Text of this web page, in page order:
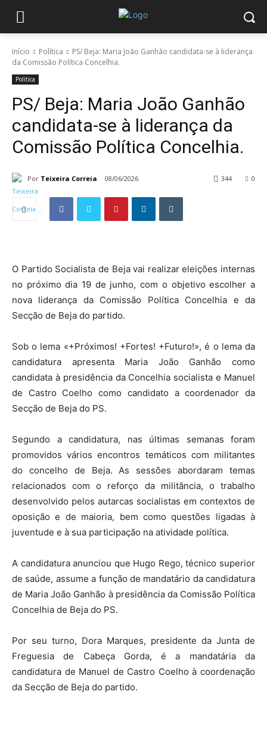
Início Política
PS/ Beja: Maria João Ganhão candidata-se à liderança
da Comissão Política Concelhia.
Política
PS/ Beja: Maria João Ganhão
candidata-se à liderança da
Comissão Política Concelhia.
Por Teixeira Correia 08/06/2026 0
344
O Partido Socialista de Beja vai realizar eleições internas
no próximo dia 19 de junho, com o objetivo escolher a
nova liderança da Comissão Política Concelhia e da
Secção de Beja do partido.
Sob o lema «+Próximos! +Fortes! +Futuro!», é o lema da
candidatura apresenta Maria João Ganhão como
candidata à presidência da Concelhia socialista e Manuel
de Castro Coelho como candidato a coordenador da
Secção de Beja do PS.
Segundo a candidatura, nas últimas semanas foram
promovidos vários encontros temáticos com militantes
do concelho de Beja. As sessões abordaram temas
relacionados com o reforço da militância, o trabalho
desenvolvido pelos autarcas socialistas em contextos de
oposição e de maioria, bem como questões ligadas à
juventude e à sua participação na atividade política.
A candidatura anunciou que Hugo Rego, técnico superior
de saúde, assume a função de mandatário da candidatura
de Maria João Ganhão à presidência da Comissão Política
Concelhia de Beja do PS.
Por seu turno, Dora Marques, presidente da Junta de
Freguesia de Cabeça Gorda, é a mandatária da
candidatura de Manuel de Castro Coelho à coordenação
da Secção de Beja do partido.